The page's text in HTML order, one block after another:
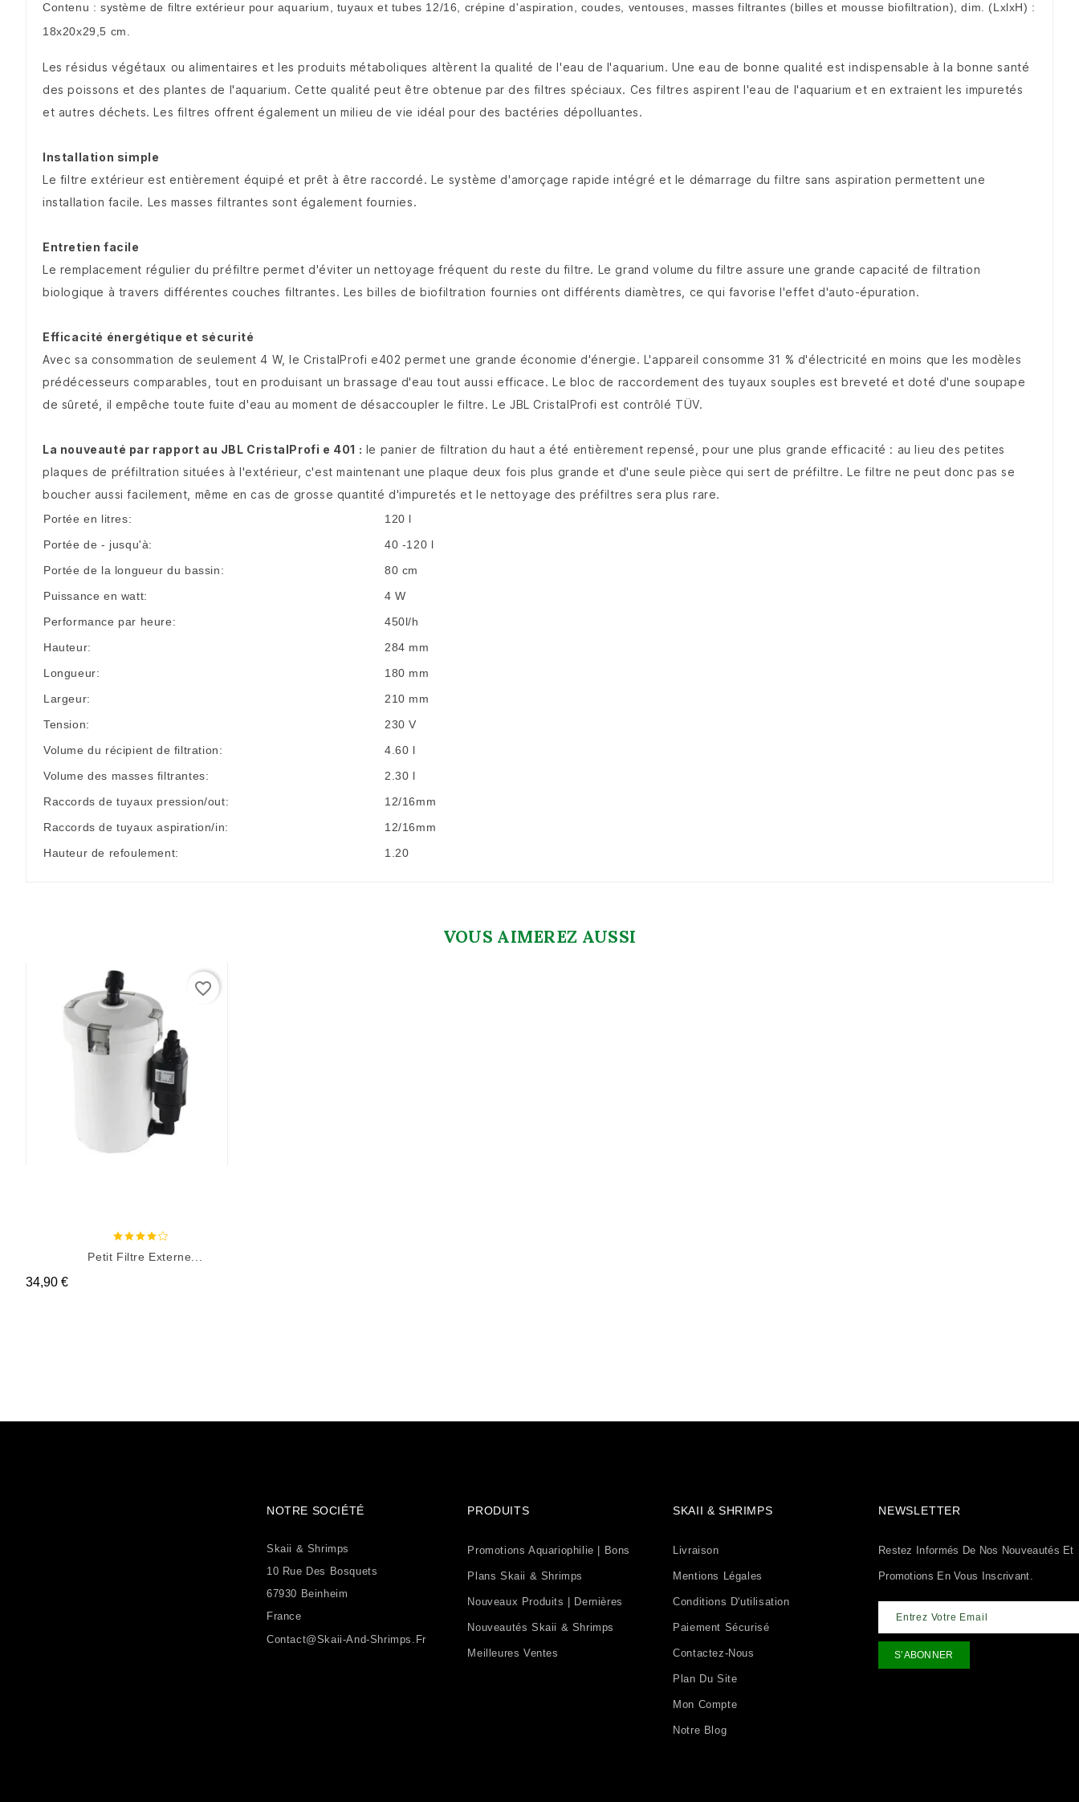
Contenu : système de filtre extérieur pour aquarium, tuyaux et tubes 12/16, crépine d'aspiration, coudes, ventouses, masses filtrantes (billes et mousse biofiltration), dim. (LxlxH) :
18x20x29,5 cm.
Les résidus végétaux ou alimentaires et les produits métaboliques altèrent la qualité de l'eau de l'aquarium. Une eau de bonne qualité est indispensable à la bonne santé
des poissons et des plantes de l'aquarium. Cette qualité peut être obtenue par des filtres spéciaux. Ces filtres aspirent l'eau de l'aquarium et en extraient les impuretés
et autres déchets. Les filtres offrent également un milieu de vie idéal pour des bactéries dépolluantes.
Installation simple
Le filtre extérieur est entièrement équipé et prêt à être raccordé. Le système d'amorçage rapide intégré et le démarrage du filtre sans aspiration permettent une
installation facile. Les masses filtrantes sont également fournies.
Entretien facile
Le remplacement régulier du préfiltre permet d'éviter un nettoyage fréquent du reste du filtre. Le grand volume du filtre assure une grande capacité de filtration
biologique à travers différentes couches filtrantes. Les billes de biofiltration fournies ont différents diamètres, ce qui favorise l'effet d'auto-épuration.
Efficacité énergétique et sécurité
Avec sa consommation de seulement 4 W, le CristalProfi e402 permet une grande économie d'énergie. L'appareil consomme 31 % d'électricité en moins que les modèles
prédécesseurs comparables, tout en produisant un brassage d'eau tout aussi efficace. Le bloc de raccordement des tuyaux souples est breveté et doté d'une soupape
de sûreté, il empêche toute fuite d'eau au moment de désaccoupler le filtre. Le JBL CristalProfi est contrôlé TÜV.
La nouveauté par rapport au JBL CristalProfi e 401 : le panier de filtration du haut a été entièrement repensé, pour une plus grande efficacité : au lieu des petites
plaques de préfiltration situées à l'extérieur, c'est maintenant une plaque deux fois plus grande et d'une seule pièce qui sert de préfiltre. Le filtre ne peut donc pas se
boucher aussi facilement, même en cas de grosse quantité d'impuretés et le nettoyage des préfiltres sera plus rare.
Portée en litres:
120 l
Portée de - jusqu'à:
40 -120 l
Portée de la longueur du bassin:
80 cm
Puissance en watt:
4 W
Performance par heure:
450l/h
Hauteur:
284 mm
Longueur:
180 mm
Largeur:
210 mm
Tension:
230 V
Volume du récipient de filtration:
4.60 l
Volume des masses filtrantes:
2.30 l
Raccords de tuyaux pression/out:
12/16mm
Raccords de tuyaux aspiration/in:
12/16mm
Hauteur de refoulement:
1.20
VOUS AIMEREZ AUSSI
favorite_border
Petit Filtre Externe...
Prix
34,90 €
NOTRE SOCIÉTÉ
Skaii & Shrimps
10 Rue Des Bosquets
67930 Beinheim
France
Contact@skaii-And-Shrimps.fr
PRODUITS
Promotions Aquariophilie | Bons
Plans Skaii & Shrimps
Nouveaux Produits | Dernières
Nouveautés Skaii & Shrimps
Meilleures Ventes
SKAII & SHRIMPS
Livraison
Mentions Légales
Conditions D'utilisation
Paiement Sécurisé
Contactez-Nous
Plan Du Site
Mon Compte
Notre Blog
NEWSLETTER
Restez Informés De Nos Nouveautés Et
Promotions En Vous Inscrivant.